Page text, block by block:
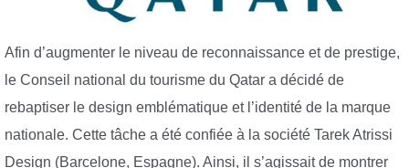
Afin d’augmenter le niveau de reconnaissance et de prestige,
le Conseil national du tourisme du Qatar a décidé de
rebaptiser le design emblématique et l’identité de la marque
nationale. Cette tâche a été confiée à la société Tarek Atrissi
Design (Barcelone, Espagne). Ainsi, il s’agissait de montrer